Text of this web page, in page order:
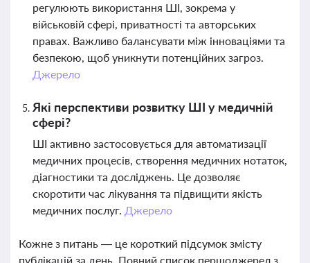
регулюють використання ШІ, зокрема у
військовій сфері, приватності та авторських
правах. Важливо балансувати між інноваціями та
безпекою, щоб уникнути потенційних загроз.
Джерело
Які перспективи розвитку ШІ у медичній
сфері?
ШІ активно застосовується для автоматизації
медичних процесів, створення медичних нотаток,
діагностики та досліджень. Це дозволяє
скоротити час лікування та підвищити якість
медичних послуг. Джерело
Кожне з питань — це короткий підсумок змісту
публікацій за день. Повний список першоджерел з